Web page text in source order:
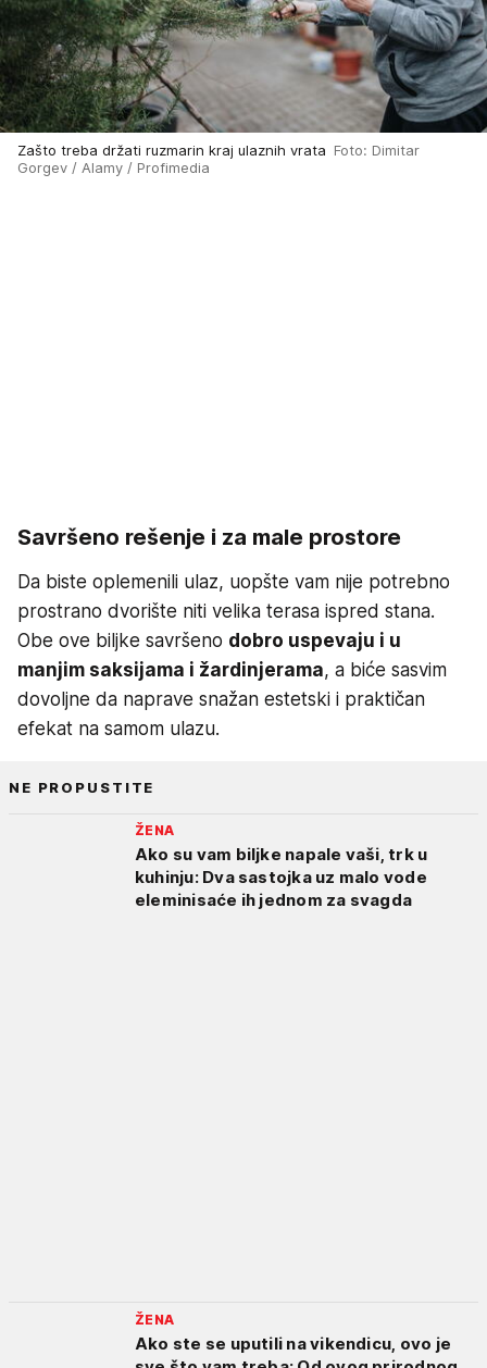
Zašto treba držati ruzmarin kraj ulaznih vrata Foto: Dimitar
Gorgev / Alamy / Profimedia
Savršeno rešenje i za male prostore
Da biste oplemenili ulaz, uopšte vam nije potrebno
prostrano dvorište niti velika terasa ispred stana.
Obe ove biljke savršeno dobro uspevaju i u
manjim saksijama i žardinjerama, a biće sasvim
dovoljne da naprave snažan estetski i praktičan
efekat na samom ulazu.
NE PROPUSTITE
ŽENA
Ako su vam biljke napale vaši, trk u
kuhinju: Dva sastojka uz malo vode
eleminisaće ih jednom za svagda
ŽENA
Ako ste se uputili na vikendicu, ovo je